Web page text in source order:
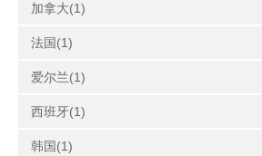
加拿大(1)
法国(1)
爱尔兰(1)
西班牙(1)
韩国(1)